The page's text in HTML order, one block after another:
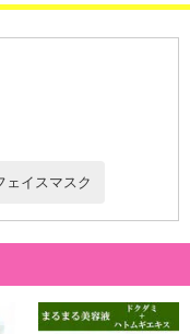
ナイアシンアミド、パ
ビル、テマリカタヒバ
ス、ツボクサエキス、
ヨウシロヤナギ樹皮エ
、カンゾウ根エキス、
ツレ花エキス、ピーナ
タンガム、クエン酸N
ェイスマスク